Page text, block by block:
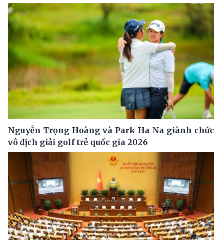
Nguyễn Trọng Hoàng và Park Ha Na giành chức
vô địch giải golf trẻ quốc gia 2026